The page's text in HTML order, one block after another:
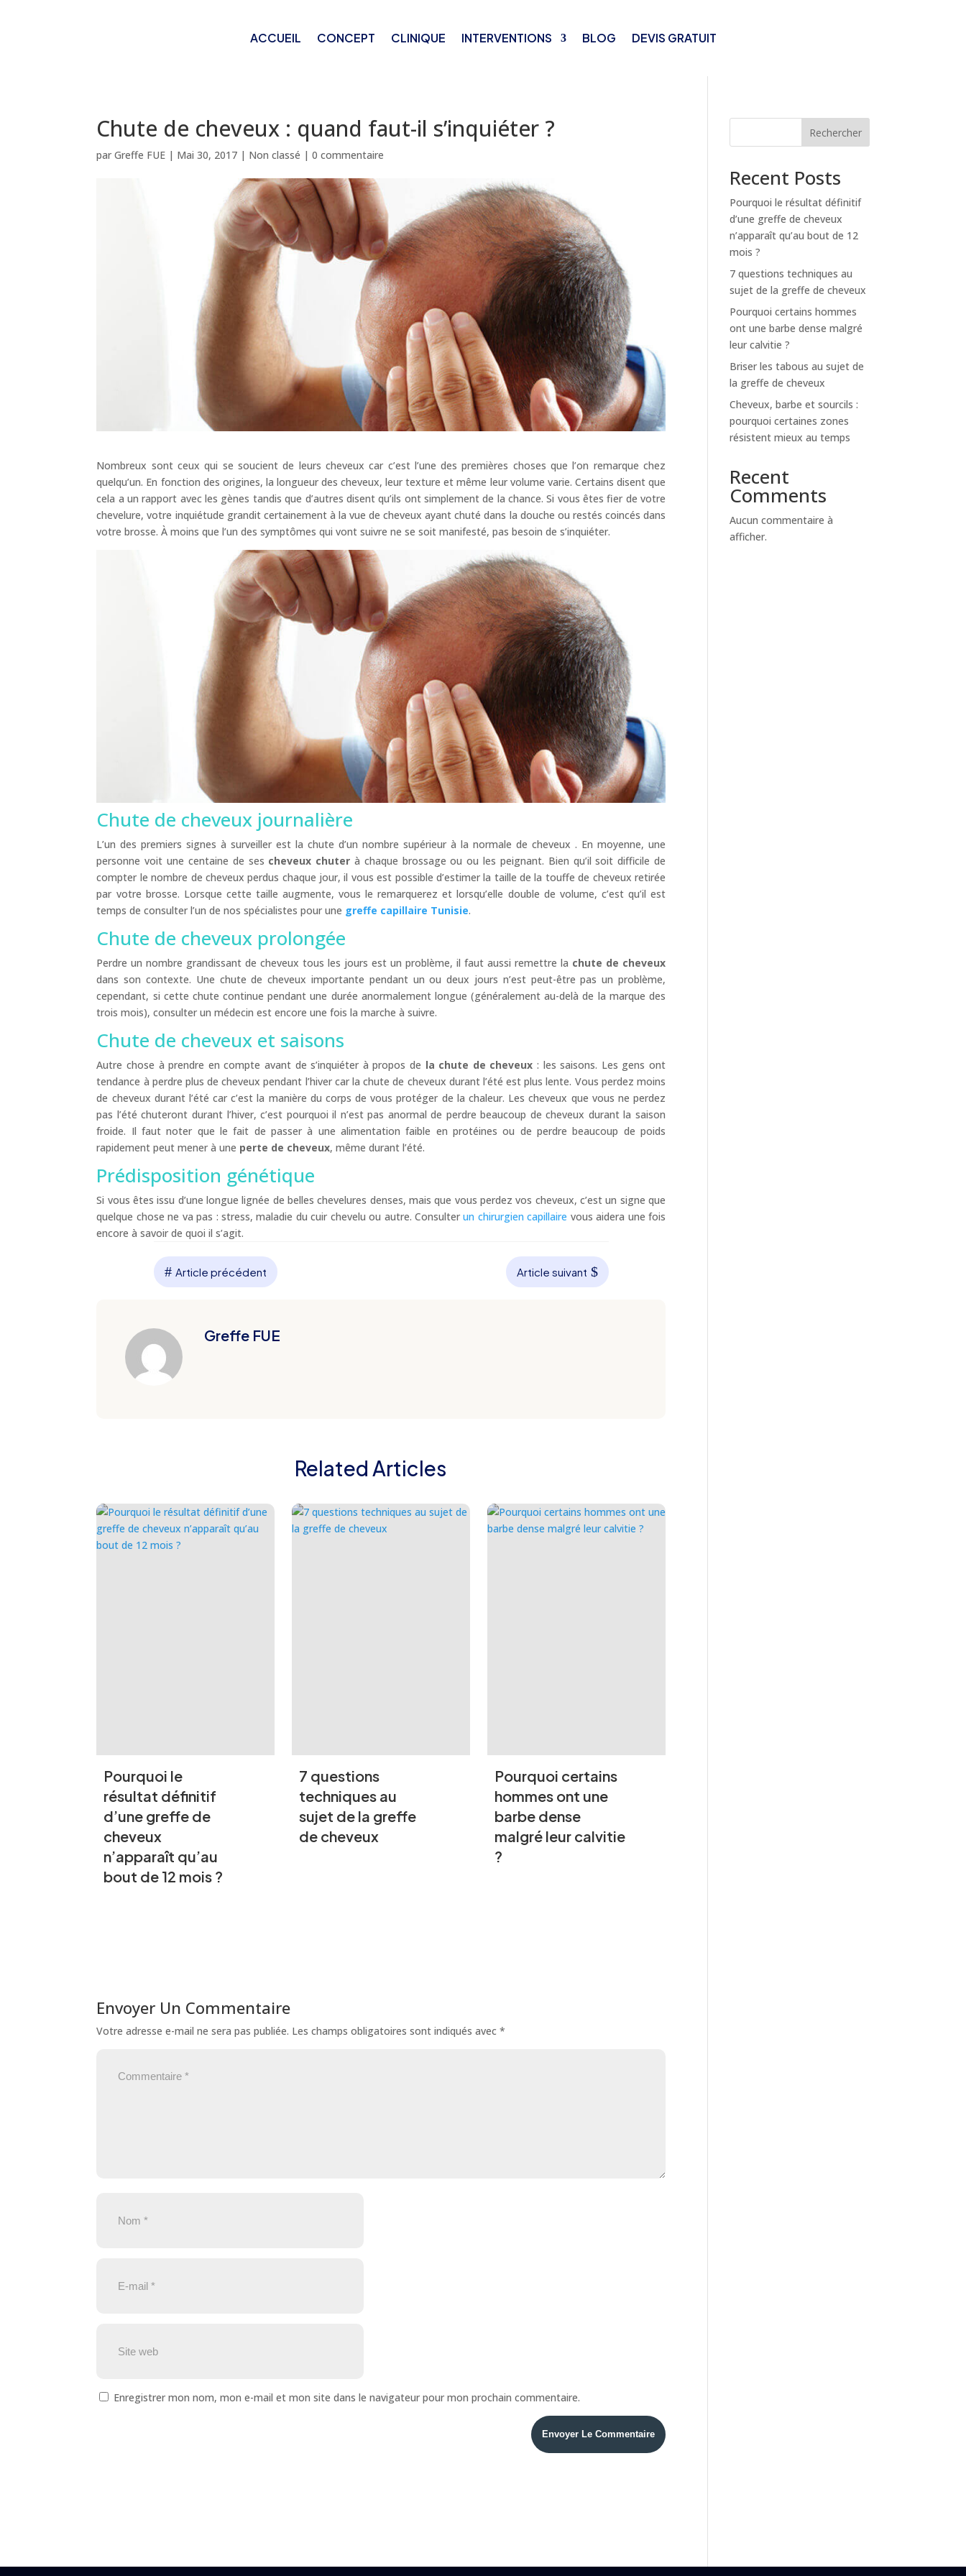
ACCUEIL CONCEPT CLINIQUE INTERVENTIONS BLOG DEVIS GRATUIT
Chute de cheveux : quand faut-il s’inquiéter ?
parGreffe FUE | Mai 30, 2017 | Non classé |0 commentaire
Nombreux sont ceux qui se soucient de leurs cheveux car c’est l’une des premières choses que l’on remarque chez
quelqu’un. En fonction des origines, la longueur des cheveux, leur texture et même leur volume varie. Certains disent que
cela a un rapport avec les gènes tandis que d’autres disent qu’ils ont simplement de la chance. Si vous êtes fier de votre
chevelure, votre inquiétude grandit certainement à la vue de cheveux ayant chuté dans la douche ou restés coincés dans
votre brosse. À moins que l’un des symptômes qui vont suivre ne se soit manifesté, pas besoin de s’inquiéter.
Chute de cheveux journalière
L’un des premiers signes à surveiller est la chute d’un nombre supérieur à la normale de cheveux . En moyenne, une
personne voit une centaine de ses cheveux chuter à chaque brossage ou ou les peignant. Bien qu’il soit difficile de
compter le nombre de cheveux perdus chaque jour, il vous est possible d’estimer la taille de la touffe de cheveux retirée
par votre brosse. Lorsque cette taille augmente, vous le remarquerez et lorsqu’elle double de volume, c’est qu’il est
temps de consulter l’un de nos spécialistes pour une greffe capillaire Tunisie.
Chute de cheveux prolongée
Perdre un nombre grandissant de cheveux tous les jours est un problème, il faut aussi remettre la chute de cheveux
dans son contexte. Une chute de cheveux importante pendant un ou deux jours n’est peut-être pas un problème,
cependant, si cette chute continue pendant une durée anormalement longue (généralement au-delà de la marque des
trois mois), consulter un médecin est encore une fois la marche à suivre.
Chute de cheveux et saisons
Autre chose à prendre en compte avant de s’inquiéter à propos de la chute de cheveux : les saisons. Les gens ont
tendance à perdre plus de cheveux pendant l’hiver car la chute de cheveux durant l’été est plus lente. Vous perdez moins
de cheveux durant l’été car c’est la manière du corps de vous protéger de la chaleur. Les cheveux que vous ne perdez
pas l’été chuteront durant l’hiver, c’est pourquoi il n’est pas anormal de perdre beaucoup de cheveux durant la saison
froide. Il faut noter que le fait de passer à une alimentation faible en protéines ou de perdre beaucoup de poids
rapidement peut mener à une perte de cheveux, même durant l’été.
Prédisposition génétique
Si vous êtes issu d’une longue lignée de belles chevelures denses, mais que vous perdez vos cheveux, c’est un signe que
quelque chose ne va pas : stress, maladie du cuir chevelu ou autre. Consulterun chirurgien capillaire vous aidera une fois
encore à savoir de quoi il s’agit.
# Article précédent Article suivant $
Greffe FUE
Related Articles
Pourquoi le
résultat définitif
d’une greffe de
cheveux
n’apparaît qu’au
bout de 12 mois ?
7 questions
techniques au
sujet de la greffe
de cheveux
Pourquoi certains
hommes ont une
barbe dense
malgré leur calvitie
?
Envoyer Un Commentaire
Votre adresse e-mail ne sera pas publiée. Les champs obligatoires sont indiqués avec*
Enregistrer mon nom, mon e-mail et mon site dans le navigateur pour mon prochain commentaire.
Rechercher
Recent Posts
Pourquoi le résultat définitif
d’une greffe de cheveux
n’apparaît qu’au bout de 12
mois ?
7 questions techniques au
sujet de la greffe de cheveux
Pourquoi certains hommes
ont une barbe dense malgré
leur calvitie ?
Briser les tabous au sujet de
la greffe de cheveux
Cheveux, barbe et sourcils :
pourquoi certaines zones
résistent mieux au temps
Recent
Comments
Aucun commentaire à
afficher.